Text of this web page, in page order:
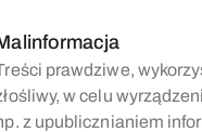
prawdziwe,
w celu
z upublicznianiem